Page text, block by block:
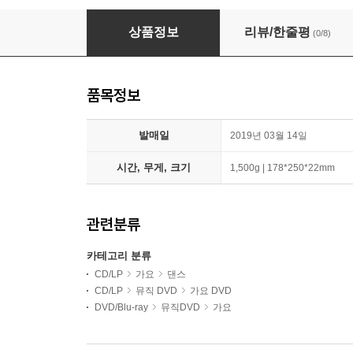
여자친구 (G-Friend) - 2018 GFRIEND FIRST
상품정보 리뷰/한줄평 (0/8)
품목정보
발매일 2019년 03월 14일
시간, 무게, 크기 1,500g | 178*250*22mm
관련분류
카테고리 분류
CD/LP 가요
댄스
CD/LP
뮤직 DVD
가요 DVD
DVD/Blu-ray
뮤직DVD 가요